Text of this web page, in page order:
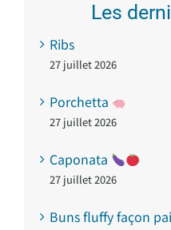
Les
Ribs
27 juillet 2026
Porchetta
27 juillet 2026
Caponata
27 juillet 2026
Buns fluffy façon